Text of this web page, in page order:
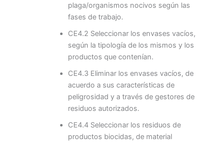
plaga/organismos nocivos según las
fases de trabajo.
CE4.2 Seleccionar los envases vacíos,
según la tipología de los mismos y los
productos que contenían.
CE4.3 Eliminar los envases vacíos, de
acuerdo a sus características de
peligrosidad y a través de gestores de
residuos autorizados.
CE4.4 Seleccionar los residuos de
productos biocidas, de material